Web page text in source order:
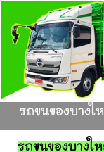
รถขนของบางใ
รถขนของบางใ